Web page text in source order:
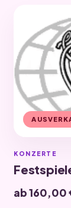
KONZERTE
ab 160,00